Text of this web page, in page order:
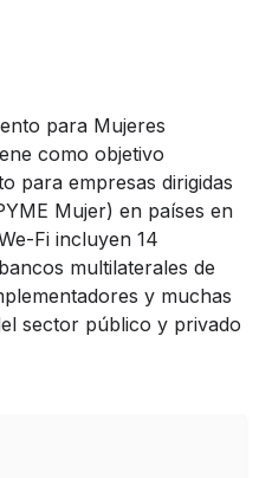
para Mujeres
como objetivo
para empresas dirigidas
Mujer) en países en
Fi incluyen 14
multilaterales de
y muchas
sector público y privado